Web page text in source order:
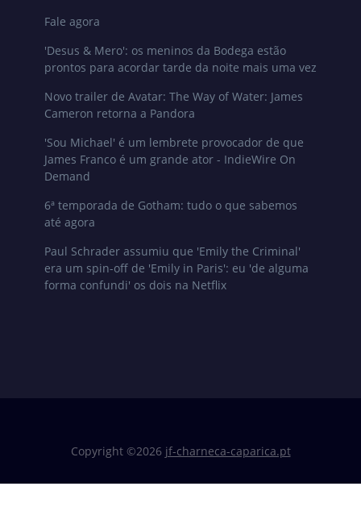
Fale agora
'Desus & Mero': os meninos da Bodega estão
prontos para acordar tarde da noite mais uma vez
Novo trailer de Avatar: The Way of Water: James
Cameron retorna a Pandora
'Sou Michael' é um lembrete provocador de que
James Franco é um grande ator - IndieWire On
Demand
6ª temporada de Gotham: tudo o que sabemos
até agora
Paul Schrader assumiu que 'Emily the Criminal'
era um spin-off de 'Emily in Paris': eu 'de alguma
forma confundi' os dois na Netflix
Copyright ©2026 jf-charneca-caparica.pt